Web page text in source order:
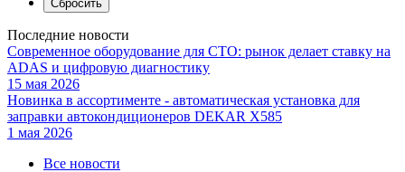
Последние новости
Современное оборудование для СТО: рынок делает ставку на
ADAS и цифровую диагностику
15 мая 2026
Новинка в ассортименте - автоматическая установка для
заправки автокондиционеров DEKAR X585
1 мая 2026
Все новости